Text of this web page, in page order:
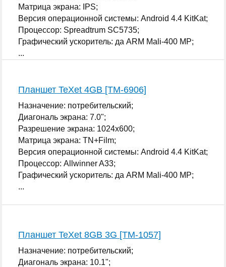
Матрица экрана: IPS;
Версия операционной системы: Android 4.4 KitKat;
Процессор: Spreadtrum SC5735;
Графический ускоритель: да ARM Mali-400 MP;
...
Планшет TeXet 4GB [TM-6906]
Назначение: потребительский;
Диагональ экрана: 7.0";
Разрешение экрана: 1024x600;
Матрица экрана: TN+Film;
Версия операционной системы: Android 4.4 KitKat;
Процессор: Allwinner A33;
Графический ускоритель: да ARM Mali-400 MP;
...
Планшет TeXet 8GB 3G [TM-1057]
Назначение: потребительский;
Диагональ экрана: 10.1";